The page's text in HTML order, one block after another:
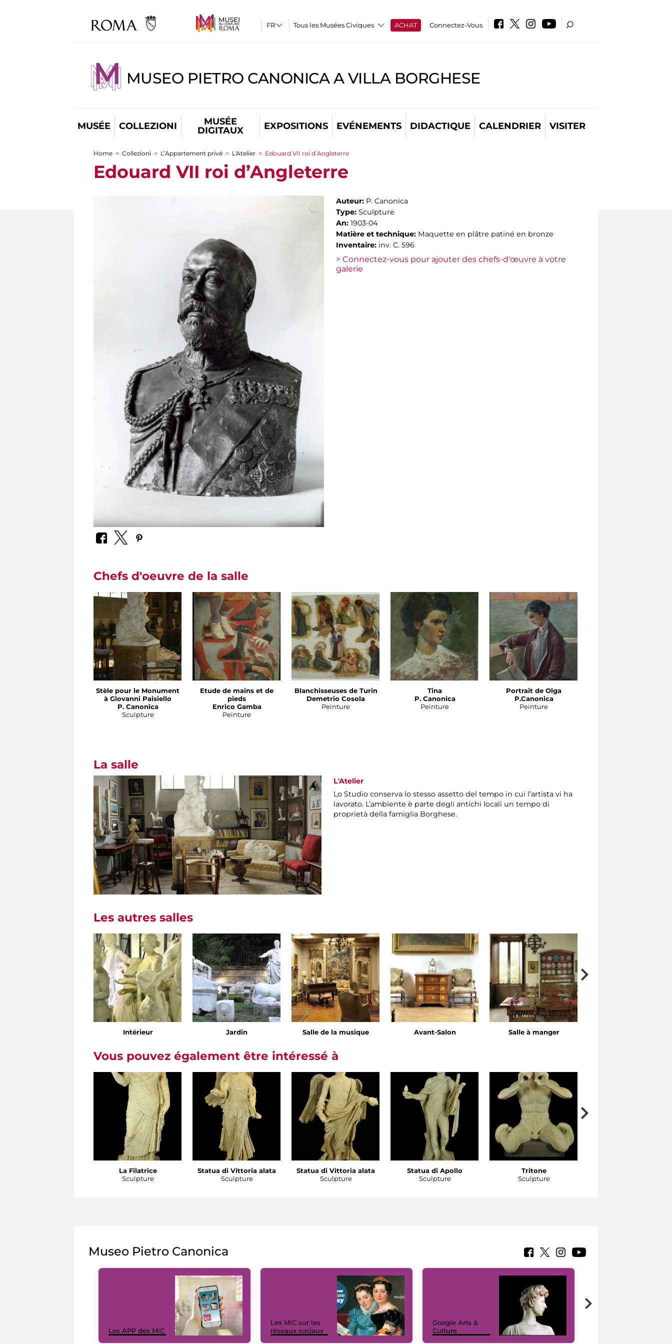
Tous les Musées Civiques ACHAT Connectez-Vous
MUSEO PIETRO CANONICA A VILLA BORGHESE
MUSÉE COLLEZIONI
MUSÉE
DIGITAUX
EXPOSITIONS EVÉNEMENTS DIDACTIQUE CALENDRIER VISITER
You are here
Home > Collezioni > L’Appartement privé > L'Atelier > Edouard VII roi d’Angleterre
Edouard VII roi d’Angleterre
Auteur: P. Canonica
Type: Sculpture
An: 1903-04
Matière et technique: Maquette en plâtre patiné en bronze
Inventaire: inv. C. 596
> Connectez-vous pour ajouter des chefs-d'œuvre à votre
galerie
Chefs d'oeuvre de la salle
Stèle pour le Monument
à Giovanni Paisiello
P. Canonica
Sculpture
Etude de mains et de
pieds
Enrico Gamba
Peinture
Blanchisseuses de Turin
Demetrio Cosola
Peinture
Tina
P. Canonica
Peinture
Portrait de Olga
P.Canonica
Peinture
La salle
L'Atelier
Lo Studio conserva lo stesso assetto del tempo in cui l’artista vi ha
lavorato. L’ambiente è parte degli antichi locali un tempo di
proprietà della famiglia Borghese.
Les autres salles
Intérieur Jardin Salle de la musique Avant-Salon Salle à manger
Vous pouvez également être intéressé à
La Filatrice
Sculpture
Statua di Vittoria alata
Sculpture
Statua di Vittoria alata
Sculpture
Statua di Apollo
Sculpture
Tritone
Sculpture
Museo Pietro Canonica
Les APP des MiC
Les MiC sur les
réseaux sociaux
Google Arts &
Culture